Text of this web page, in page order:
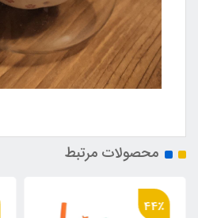
محصولات مرتبط
44٪